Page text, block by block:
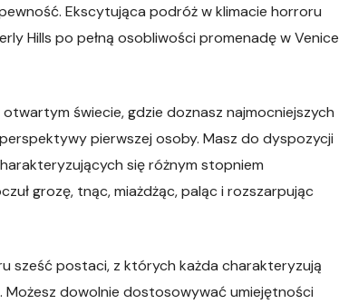
Ekscytująca podróż w klimacie horroru
Hills po pełną osobliwości promenadę w Venice
świecie, gdzie doznasz najmocniejszych
pierwszej osoby. Masz do dyspozycji
się różnym stopniem
grozę, tnąc, miażdżąc, paląc i rozszarpując
sześć postaci, z których każda charakteryzują
Możesz dowolnie dostosowywać umiejętności